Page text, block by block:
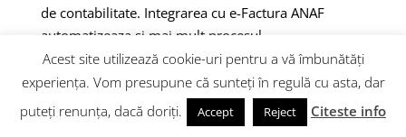
de contabilitate. Integrarea cu e-Factura ANAF
automatizeaza si mai mult procesul.
Cum folosesc datele din Wishlist pentru
marketing?
Poti crea campanii de email targetate catre clientii
Acest site utilizează cookie-uri pentru a vă îmbunătăți
experiența. Vom presupune că sunteți în regulă cu asta, dar
puteți renunța, dacă doriți.
Accept Reject Citeste info